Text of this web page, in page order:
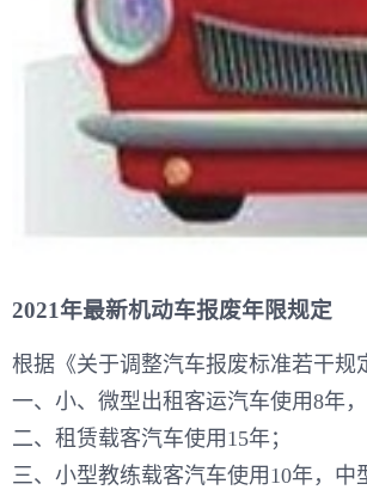
2021年最新机动车报废年限规定
根据《关于调整汽车报废标准若干规
一、小、微型出租客运汽车使用8年
二、租赁载客汽车使用15年；
三、小型教练载客汽车使用10年，中